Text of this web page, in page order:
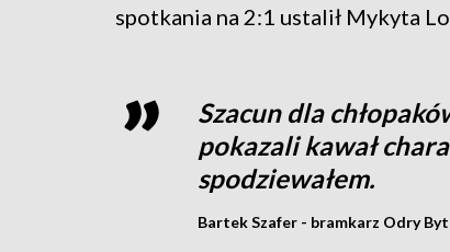
spotkania na 2:1 ustalił Mykyta
Szacun dla
pokazali kawał
spodziewałem.
Bartek Szafer - bramkarz Odry